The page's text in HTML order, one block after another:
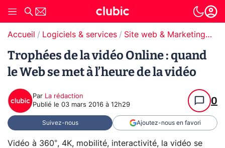
Accueil Logiciels & services Site web & Marketing Digital
Trophées de la vidéo Online : quand
le Web se met à l’heure de la vidéo
Par La rédaction
Publié le 03 mars 2016 à 12h29 0
Suivez-nous Ajoutez-nous en favori
Vidéo à 360°, 4K, mobilité, interactivité, la vidéo se